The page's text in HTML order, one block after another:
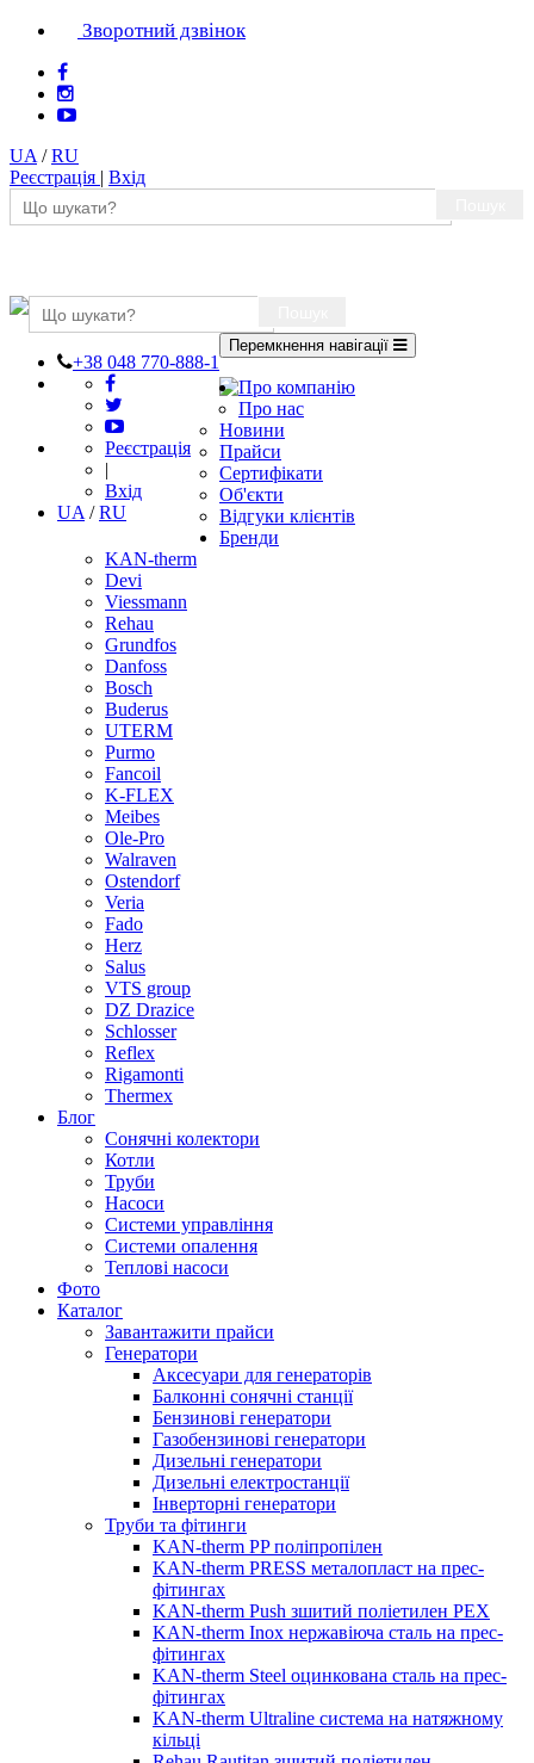
Зворотний дзвінок
UA /RU
Реєстрація | Вхід
+38 048 770-888-1
Реєстрація
|
Вхід
UA /RU
Перемкнення навігації
Про компанію
Про нас
Новини
Прайси
Сертифікати
Об'єкти
Відгуки клієнтів
Бренди
KAN-therm
Devi
Viessmann
Rehau
Grundfos
Danfoss
Bosch
Buderus
UTERM
Purmo
Fancoil
K-FLEX
Meibes
Ole-Pro
Walraven
Ostendorf
Veria
Fado
Herz
Salus
VTS group
DZ Drazice
Schlosser
Reflex
Rigamonti
Thermex
Блог
Сонячні колектори
Котли
Труби
Насоси
Системи управління
Системи опалення
Теплові насоси
Фото
Каталог
Завантажити прайси
Генератори
Аксесуари для генераторів
Балконні сонячні станції
Бензинові генератори
Газобензинові генератори
Дизельні генератори
Дизельні електростанції
Інверторні генератори
Труби та фітинги
KAN-therm PP поліпропілен
KAN-therm PRESS металопласт на прес-
фітингах
KAN-therm Push зшитий поліетилен PEX
KAN-therm Inox нержавіюча сталь на прес-
фітингах
KAN-therm Steel оцинкована сталь на прес-
фітингах
KAN-therm Ultraline система на натяжному
кільці